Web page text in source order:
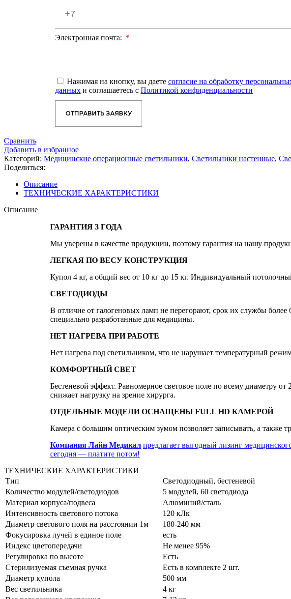
Электронная почта:
Нажимая на кнопку, вы даете согласие на обработку
данных и соглашаетесь с Политикой конфиденциальности
ОТПРАВИТЬ ЗАЯВКУ
Сравнить
Добавить в избранное
Категорий: Медицинские операционные светильники, Светильники настенные,
Поделиться:
Описание
ТЕХНИЧЕСКИЕ ХАРАКТЕРИСТИКИ
Описание
ГАРАНТИЯ 3 ГОДА
Мы уверены в качестве продукции, поэтому гарантия на нашу
ЛЕГКАЯ ПО ВЕСУ КОНСТРУКЦИЯ
Купол 4 кг, а общий вес от 10 кг до 15 кг. Индивидуальный
СВЕТОДИОДЫ
В отличие от галогеновых ламп не перегорают, срок их службы
специально разработанные для медицины.
НЕТ НАГРЕВА ПРИ РАБОТЕ
Нет нагрева под светильником, что не нарушает температурный
КОМФОРТНЫЙ СВЕТ
Бестеневой эффект. Равномерное световое поле по всему диаметру
снижает нагрузку на зрение хирурга.
ОТДЕЛЬНЫЕ МОДЕЛИ ОСНАЩЕНЫ FULL HD КАМЕРОЙ
Камера с большим оптическим зумом позволяет записывать, а также
Компания Лайн Медикал предлагает выгодный лизинг
сегодня — платите потом!
ТЕХНИЧЕСКИЕ ХАРАКТЕРИСТИКИ
Тип
Светодиодный, бестеневой
Количество модулей/светодиодов
5 модулей, 60 светодиода
Материал корпуса/подвеса
Алюминий/сталь
Интенсивность светового потока
120 кЛк
Диаметр светового поля на расстоянии 1м
180-240 мм
Фокусировка лучей в единое поле
есть
Индекс цветопередачи
Не менее 95%
Регулировка по высоте
Есть
Стерилизуемая съемная ручка
Есть в комплекте 2 шт.
Диаметр купола
500 мм
Вес светильника
4 кг